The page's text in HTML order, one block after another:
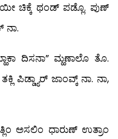
ಚಿಕ್ಕೆ ಥಂಡ್ ಪಡ್ಲೊ. ಪುಣ್
ನಾ.
ದಿಸನಾ” ಮ್ಹಣಾಲೊ ತೊ.
ಪಿಡ್ಡ್ಯಾರ್ ಜಾಂವ್ಕ್ ನಾ. ನಾ,
ಅಸಲಿಂ ಧಾರುಣ್ ಉತ್ರಾಂ